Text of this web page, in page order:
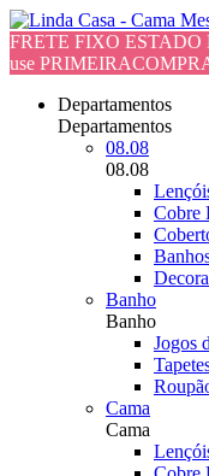
FRETE FIXO ESTADO
use
Departamentos
Departamentos
08.08
08.08
Cobre
Banho
Banho
Jogos
Cama
Cama